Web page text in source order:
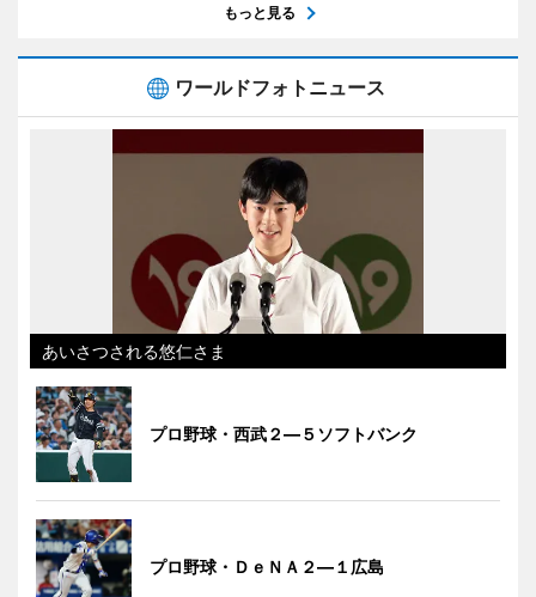
もっと見る
ワールドフォトニュース
あいさつされる悠仁さま
プロ野球・西武２―５ソフトバンク
プロ野球・ＤｅＮＡ２―１広島